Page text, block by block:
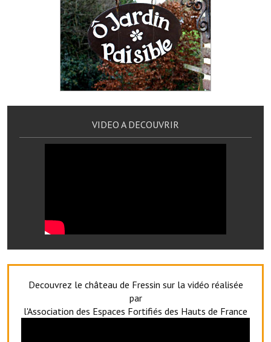
France services
France Renov
Déchets ménagers, tri sélectif, encombrants
Services publics communaux
Démarches administratives
Equipements sportifs
Commerces et professions libérales
VIDEO A DECOUVRIR
Decouvrez le château de Fressin sur la vidéo réalisée
par
l'Association des Espaces Fortifiés des Hauts de France